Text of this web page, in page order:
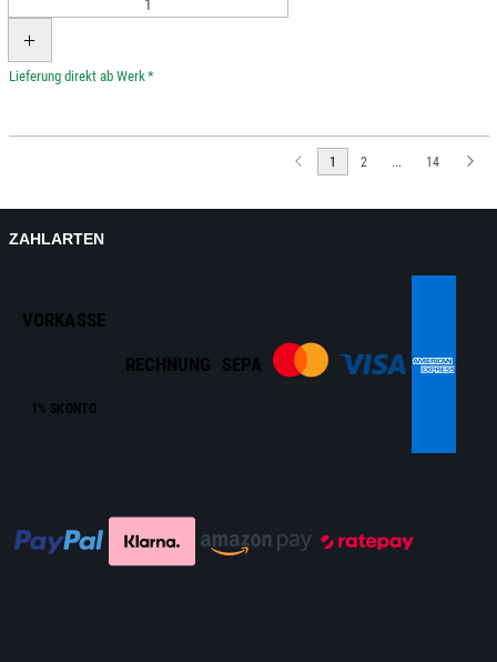
*
1 2 ... 14
ZAHLARTEN
VORKASSE
1% SKONTO
RECHNUNG SEPA